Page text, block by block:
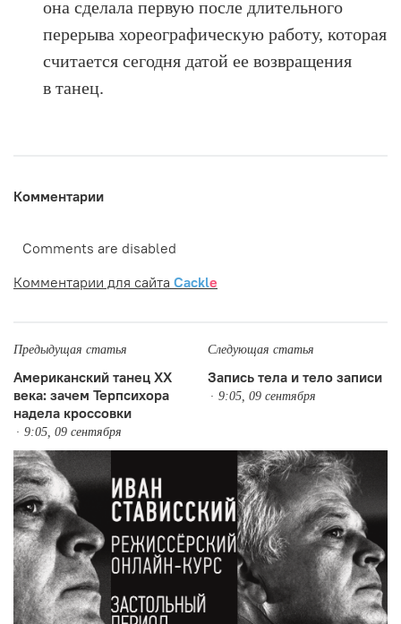
она сделала первую после длительного
перерыва хореографическую работу, которая
считается сегодня датой ее возвращения
в танец.
Комментарии
Comments are disabled
Комментарии для сайта Cackle
Предыдущая статья
Американский танец XX
века: зачем Терпсихора
надела кроссовки
9:05, 09 сентября
Следующая статья
Запись тела и тело записи
9:05, 09 сентября